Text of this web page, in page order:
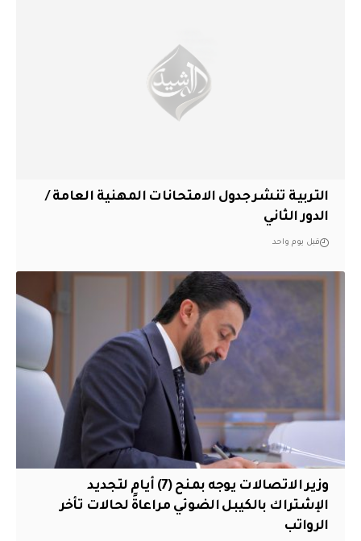
التربية تنشر جدول الامتحانات المهنية العامة /
الدور الثاني
قبل يوم واحد
وزير الاتصالات يوجه بمنح (7) أيام لتجديد
الإشتراك بالكيبل الضوئي مراعاةً لحالات تأخر
الرواتب